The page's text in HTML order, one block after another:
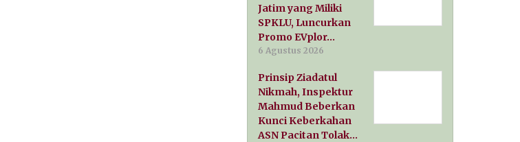
Jatim yang Miliki
SPKLU, Luncurkan
Promo EVplor…
6 Agustus 2026
Prinsip Ziadatul
Nikmah, Inspektur
Mahmud Beberkan
Kunci Keberkahan
ASN Pacitan Tolak…